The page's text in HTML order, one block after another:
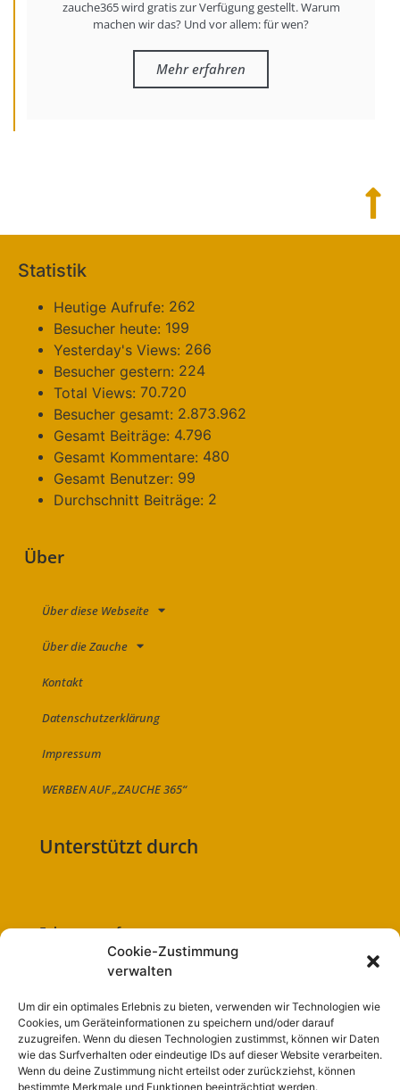
Cookie-Zustimmung
verwalten
Um dir ein optimales Erlebnis zu bieten, verwenden wir Technologien wie
Cookies, um Geräteinformationen zu speichern und/oder darauf
zuzugreifen. Wenn du diesen Technologien zustimmst, können wir Daten
wie das Surfverhalten oder eindeutige IDs auf dieser Website verarbeiten.
Wenn du deine Zustimmung nicht erteilst oder zurückziehst, können
bestimmte Merkmale und Funktionen beeinträchtigt werden.
zauche365 wird gratis zur Verfügung gestellt. Warum
machen wir das? Und vor allem: für wen?
Mehr erfahren
Statistik
Heutige Aufrufe: 262
Besucher heute: 199
Yesterday's Views: 266
Besucher gestern: 224
Total Views: 70.720
Besucher gesamt: 2.873.962
Gesamt Beiträge: 4.796
Gesamt Kommentare: 480
Gesamt Benutzer: 99
Durchschnitt Beiträge: 2
Über
Über diese Webseite
Über die Zauche
Kontakt
Datenschutzerklärung
Impressum
WERBEN AUF „ZAUCHE 365“
Unterstützt durch
Folge uns auf:
Navigation
Start